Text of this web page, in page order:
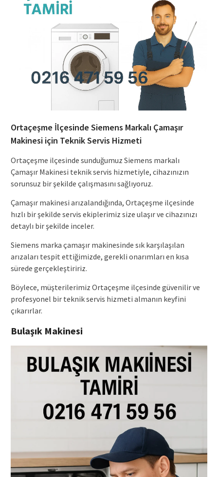
Ortaçeşme İlçesinde Siemens Markalı Çamaşır
Makinesi için Teknik Servis Hizmeti
Ortaçeşme ilçesinde sunduğumuz Siemens markalı
Çamaşır Makinesi teknik servis hizmetiyle, cihazınızın
sorunsuz bir şekilde çalışmasını sağlıyoruz.
Çamaşır makinesi arızalandığında, Ortaçeşme ilçesinde
hızlı bir şekilde servis ekiplerimiz size ulaşır ve cihazınızı
detaylı bir şekilde inceler.
Siemens marka çamaşır makinesinde sık karşılaşılan
arızaları tespit ettiğimizde, gerekli onarımları en kısa
sürede gerçekleştiririz.
Böylece, müşterilerimiz Ortaçeşme ilçesinde güvenilir ve
profesyonel bir teknik servis hizmeti almanın keyfini
çıkarırlar.
Bulaşık Makinesi